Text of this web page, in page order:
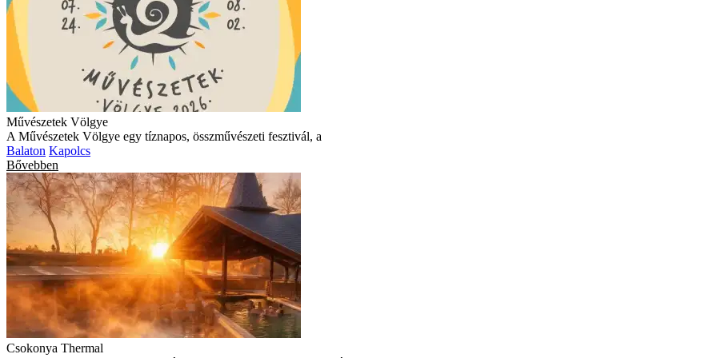
Művészetek Völgye
A Művészetek Völgye egy tíznapos, összművészeti fesztivál, a
Balaton Kapolcs
Bővebben
Csokonya Thermal